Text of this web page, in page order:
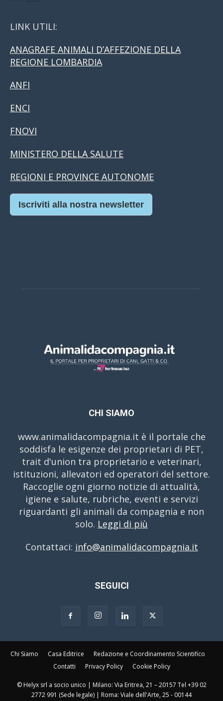
LINK UTILI:
ANAGRAFE ANIMALI D’AFFEZIONE DELLA
REGIONE LOMBARDIA
ANFI
ENCI
FNOVI
MINISTERO DELLA SALUTE
REGIONI E PROVINCE AUTONOME
Iscriviti alla nostra newsletter
CHI SIAMO
www.animalidacompagnia.it è il portale che
soddisfa le esigenze dei proprietari di PET,
trait d'union tra proprietario e veterinari,
istituzioni, allevatori ed operatori del settore.
Raccoglie ogni giorno notizie di attualità,
igiene e salute, rubriche, eventi e servizi
riguardanti gli animali da compagnia e non
solo. Leggi di più
Contattaci: info@animalidacompagnia.it
SEGUICI
Chi Siamo Casa Editrice
Redazione e Coordinamento Scientifico
Contatti
Privacy Policy Cookie Policy
© Helyx srl a socio unico | Milano: Via Eritrea, 21 – 20157 Tel +39 02
2772 991 (Sede legale) | Roma: Viale dell'Arte, 25 - 00144